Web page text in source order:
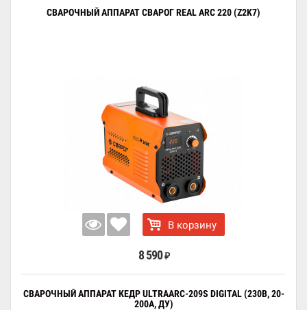
СВАРОЧНЫЙ АППАРАТ СВАРОГ REAL ARC 220 (Z2K7)
В корзину
8 590 ₽
СВАРОЧНЫЙ АППАРАТ КЕДР ULTRAARC-209S DIGITAL (230В, 20-
200А, ДУ)